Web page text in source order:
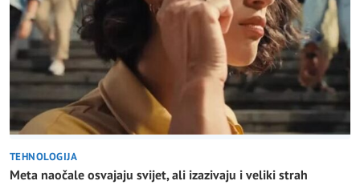
TEHNOLOGIJA
Meta naočale osvajaju svijet, ali izazivaju i veliki strah